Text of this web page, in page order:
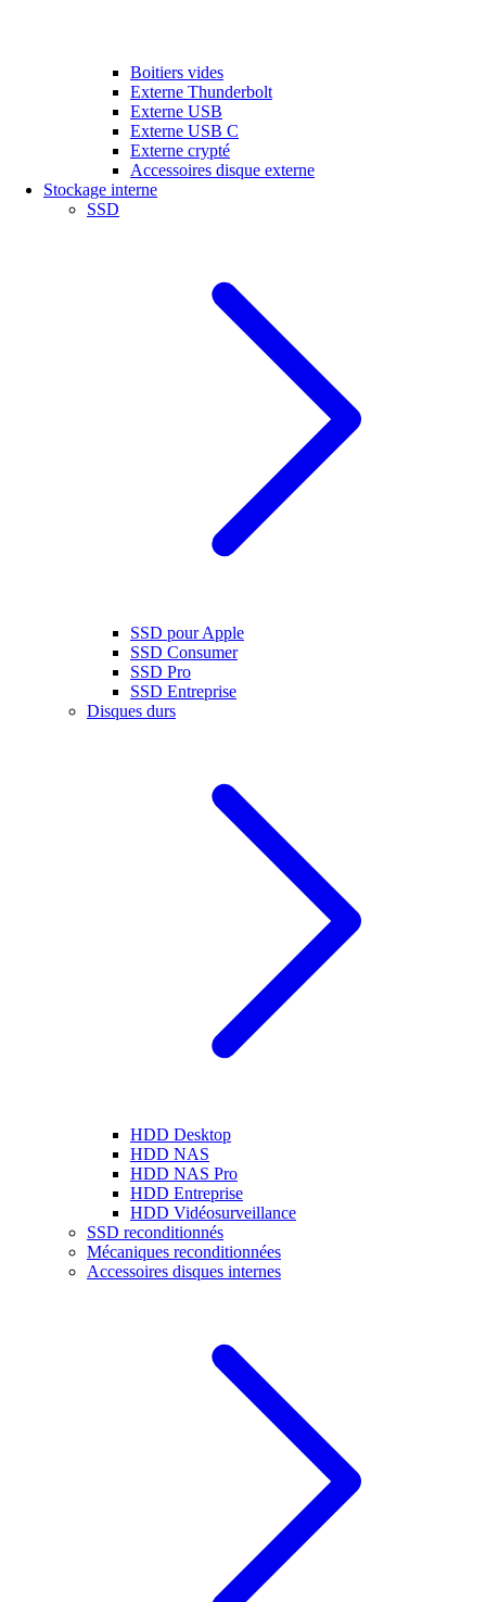
Boitiers vides
Externe Thunderbolt
Externe USB
Externe USB C
Externe crypté
Accessoires disque externe
Stockage interne
SSD
SSD pour Apple
SSD Consumer
SSD Pro
SSD Entreprise
Disques durs
HDD Desktop
HDD NAS
HDD NAS Pro
HDD Entreprise
HDD Vidéosurveillance
SSD reconditionnés
Mécaniques reconditionnées
Accessoires disques internes